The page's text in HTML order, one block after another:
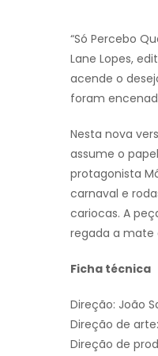
“Só Percebo
Lane Lopes,
acende o
foram
Nesta nova
assume o
protagonista
carnaval e
cariocas. A
regada a mate
Ficha técnica
Direção: João
Direção de
Direção de